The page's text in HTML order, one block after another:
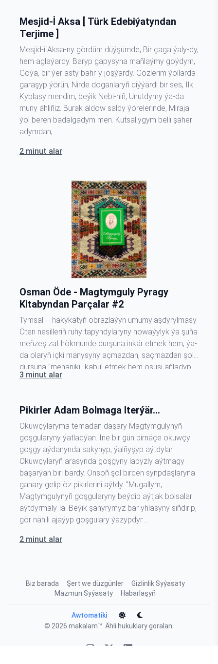
Mesji̇d-İ Aksa [ Türk Edebiýatyndan
Terjime ]
Mesjid-i Aksa-ny gördüm düýşümde, Bir çaga ýaly-dy,
hem aglaýardy. Baryp gapysyna mañlaýmy goýdym,
Göýä, bir ýer asty bahr-y joşýardy. Gözlerim ýollarda
garaşyp ýörün, Nirde doganlaryñ diýýärdi bir ses, Ilk
Kyblasy mendim, beýik Nebi-niñ, Unutdymy ýa-da
muny ähliñiz. Burak aldow saldy ýörelerinde, Miraja
ýol beren badalgadym men. Kutsallygym belli şäher
adymdan,…
2 minut alar
Osman Öde - Magtymguly Pyragy
Kitabyndan Parçalar #2
Tymsal -- hakykatyň obrazlaýyn umumylaşdyrylmasy.
Öten nesilleriň ruhy tapyndylaryny howaýylyk ýa şuňa
meňzeş zat hökmünde durşuna inkär etmek hem, ýa-
da olaryň içki manysyny açmazdan, saçmazdan şol
durşuna "mehaniki" kabul etmek hem ösüşi aňladyp
bilmez. Aýdaly, ýokarky (mundan öňki makalanyň
3 minut alar
Pikirler Adam Bolmaga Iterýär...
Okuwçylaryma temadan daşary Magtymgulynyñ
goşgularyny ýatladýan. Ine bir gün birnäçe okuwçy
goşgy aýdanynda sakynyp, ýalñyşyp aýtdylar.
Okuwçylaryñ arasynda goşgyny labyzly aýtmagy
başarýan biri bardy. Onsoñ şol birden synpdaşlaryna
gahary gelip öz pikirlerini aýtdy. "Mugallym,
Magtymgulynyñ goşgularyny beýdip aýtjak bolsalar
aýtdyrmaly-la. Beýik şahyrymyz bar yhlasyny siñdirip,
gör nähili ajaýyp goşgulary ýazypdyr.…
2 minut alar
Biz barada Şert we düzgünler
Gizlinlik Syýasaty
Mazmun Syýasaty
Habarlaşyň
Awtomatiki
© 2026 makalam™. Ähli hukuklary goralan.